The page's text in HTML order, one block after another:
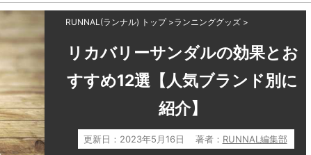
RUNNAL(ランナル) トップ >ランニンググッズ >
リカバリーサンダルの効果とお
すすめ12選【人気ブランド別に
紹介】
更新日： 2023年5月16日 著者： RUNNAL編集部